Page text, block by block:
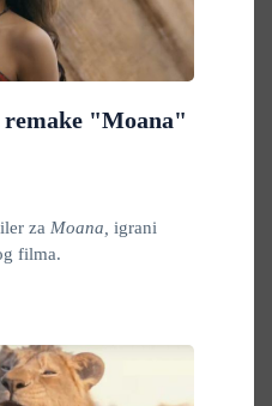
"Moana"
za Moana, igrani
filma.